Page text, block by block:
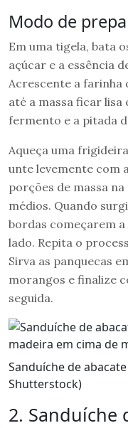
Modo de
Em uma tigela, bata
açúcar e a essência
Acrescente a farinha
até a massa ficar lisa
fermento e a pitada
Aqueça uma
unte levemente com
porções de massa
médios. Quando
bordas começarem
lado. Repita o
Sirva as panquecas
morangos e finalize
seguida.
Sanduíche de
Shutterstock)
2. Sanduíche